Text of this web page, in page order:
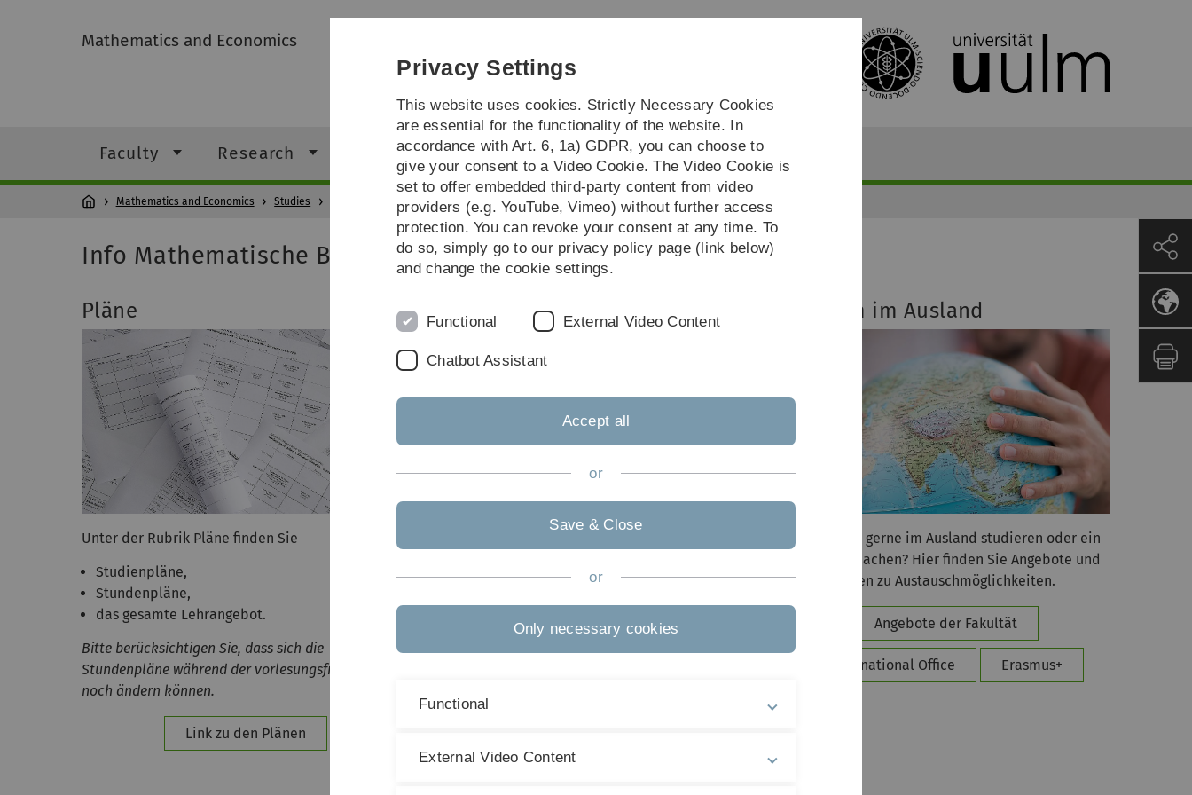
Skip
Skip
Skip
Skip
Mathematics and Economics
Faculty Research Studies Practice & Transfer
Mathematics and Economics Studies
Info Mathematische Biometrie
Pläne
Unter der Rubrik Pläne finden Sie
Studienpläne,
Stundenpläne,
das gesamte Lehrangebot.
Bitte berücksichtigen Sie, dass sich die
Stundenpläne während der vorlesungsfreien Zeit
noch ändern können.
Link zu den Plänen
Ordnungen
Baden-Württemberg. In der
Rahmenordung
werden Regelungen universitätsweit getroffen.
Jeder Studiengang hat seineFachspezifische
Studium im Ausland
Sie möchten gerne im Ausland studieren oder ein
Praktikum machen? Hier finden Sie Angebote und
Informationen zu Austauschmöglichkeiten.
Angebote der Fakultät
International Office Erasmus+
Privacy Settings
This website uses cookies. Strictly Necessary Cookies
are essential for the functionality of the website. In
accordance with Art. 6, 1a) GDPR, you can choose to
give your consent to a Video Cookie. The Video Cookie is
set to offer embedded third-party content from video
providers (e.g. YouTube, Vimeo) without further access
protection. You can revoke your consent at any time. To
do so, simply go to our privacy policy page (link below)
and change the cookie settings.
Functional External Video Content
Chatbot Assistant
Accept all
or
Save & Close
or
Only necessary cookies
Functional
External Video Content